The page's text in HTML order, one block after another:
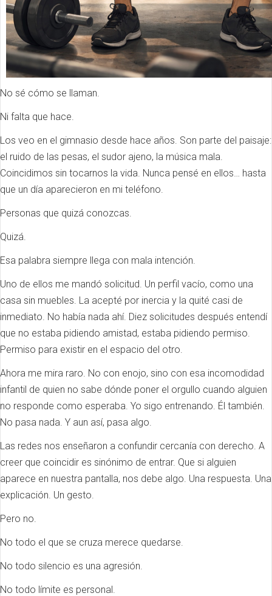
No sé cómo se llaman.
Ni falta que hace.
Los veo en el gimnasio desde hace años. Son parte del paisaje:
el ruido de las pesas, el sudor ajeno, la música mala.
Coincidimos sin tocarnos la vida. Nunca pensé en ellos… hasta
que un día aparecieron en mi teléfono.
Personas que quizá conozcas.
Quizá.
Esa palabra siempre llega con mala intención.
Uno de ellos me mandó solicitud. Un perfil vacío, como una
casa sin muebles. La acepté por inercia y la quité casi de
inmediato. No había nada ahí. Diez solicitudes después entendí
que no estaba pidiendo amistad, estaba pidiendo permiso.
Permiso para existir en el espacio del otro.
Ahora me mira raro. No con enojo, sino con esa incomodidad
infantil de quien no sabe dónde poner el orgullo cuando alguien
no responde como esperaba. Yo sigo entrenando. Él también.
No pasa nada. Y aun así, pasa algo.
Las redes nos enseñaron a confundir cercanía con derecho. A
creer que coincidir es sinónimo de entrar. Que si alguien
aparece en nuestra pantalla, nos debe algo. Una respuesta. Una
explicación. Un gesto.
Pero no.
No todo el que se cruza merece quedarse.
No todo silencio es una agresión.
No todo límite es personal.